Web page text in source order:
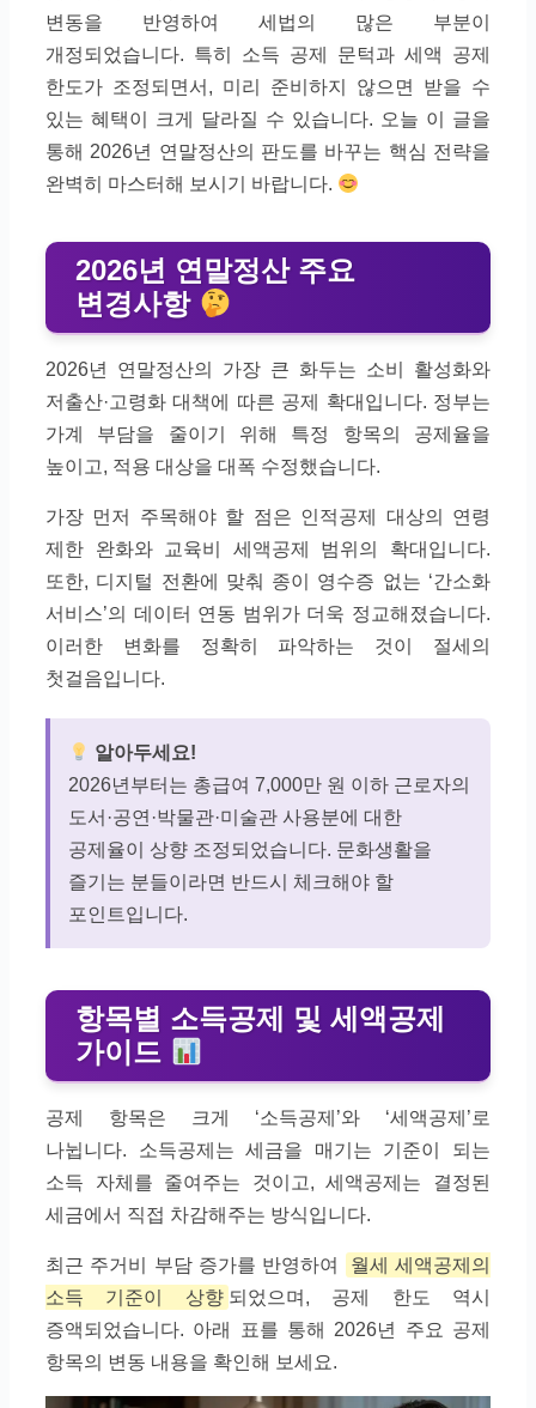
변동을 반영하여 세법의 많은 부분이
개정되었습니다. 특히 소득 공제 문턱과 세액 공제
한도가 조정되면서, 미리 준비하지 않으면 받을 수
있는 혜택이 크게 달라질 수 있습니다. 오늘 이 글을
통해 2026년 연말정산의 판도를 바꾸는 핵심 전략을
완벽히 마스터해 보시기 바랍니다.
2026년 연말정산 주요
변경사항
2026년 연말정산의 가장 큰 화두는 소비 활성화와
저출산·고령화 대책에 따른 공제 확대입니다. 정부는
가계 부담을 줄이기 위해 특정 항목의 공제율을
높이고, 적용 대상을 대폭 수정했습니다.
가장 먼저 주목해야 할 점은 인적공제 대상의 연령
제한 완화와 교육비 세액공제 범위의 확대입니다.
또한, 디지털 전환에 맞춰 종이 영수증 없는 ‘간소화
서비스’의 데이터 연동 범위가 더욱 정교해졌습니다.
이러한 변화를 정확히 파악하는 것이 절세의
첫걸음입니다.
알아두세요!
2026년부터는 총급여 7,000만 원 이하 근로자의
도서·공연·박물관·미술관 사용분에 대한
공제율이 상향 조정되었습니다. 문화생활을
즐기는 분들이라면 반드시 체크해야 할
포인트입니다.
항목별 소득공제 및 세액공제
가이드
공제 항목은 크게 ‘소득공제’와 ‘세액공제’로
나뉩니다. 소득공제는 세금을 매기는 기준이 되는
소득 자체를 줄여주는 것이고, 세액공제는 결정된
세금에서 직접 차감해주는 방식입니다.
최근 주거비 부담 증가를 반영하여
월세 세액공제의
소득 기준이 상향 되었으며, 공제 한도 역시
증액되었습니다. 아래 표를 통해 2026년 주요 공제
항목의 변동 내용을 확인해 보세요.